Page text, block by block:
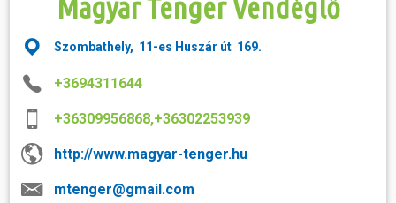
Magyar Tenger Vendéglő
Szombathely, 11-es Huszár út 169.
+3694311644
+36309956868,+36302253939
http://www.magyar-tenger.hu
mtenger@gmail.com